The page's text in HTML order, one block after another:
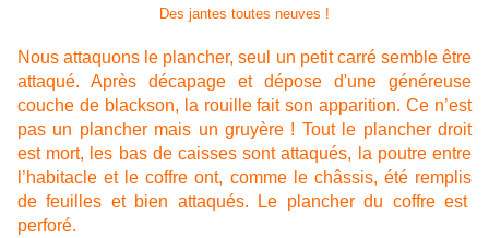
Des jantes toutes neuves !
Nous attaquons le plancher, seul un petit carré semble être
attaqué. Après décapage et dépose d'une généreuse
couche de blackson, la rouille fait son apparition. Ce n’est
pas un plancher mais un gruyère ! Tout le plancher droit
est mort, les bas de caisses sont attaqués, la poutre entre
l’habitacle et le coffre ont, comme le châssis, été remplis
de feuilles et bien attaqués. Le plancher du coffre est
perforé.